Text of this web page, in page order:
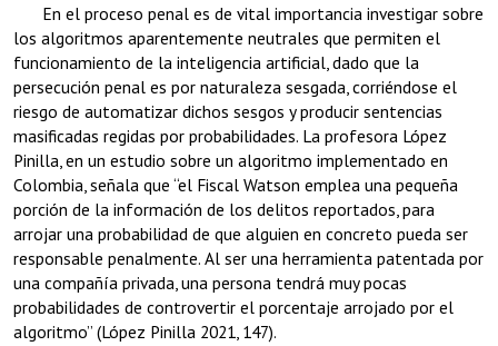
En el proceso penal es de vital importancia investigar sobre
los algoritmos aparentemente neutrales que permiten el
funcionamiento de la inteligencia artificial, dado que la
persecución penal es por naturaleza sesgada, corriéndose el
riesgo de automatizar dichos sesgos y producir sentencias
masificadas regidas por probabilidades. La profesora López
Pinilla, en un estudio sobre un algoritmo implementado en
Colombia, señala que “el Fiscal Watson emplea una pequeña
porción de la información de los delitos reportados, para
arrojar una probabilidad de que alguien en concreto pueda ser
responsable penalmente. Al ser una herramienta patentada por
una compañía privada, una persona tendrá muy pocas
probabilidades de controvertir el porcentaje arrojado por el
algoritmo” (López Pinilla 2021, 147).